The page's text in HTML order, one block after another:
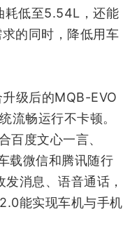
耗低至5.54L，还能
的同时，降低用车
级后的MQB-EVO
流畅运行不卡顿。
百度文心一言、
载微信和腾讯随行
消息、语音通话，
能实现车机与手机